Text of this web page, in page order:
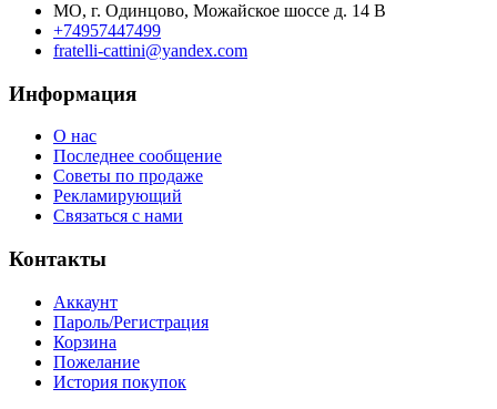
МО, г. Одинцово, Можайское шоссе д. 14 В
+74957447499
fratelli-cattini@yandex.com
Информация
О нас
Последнее сообщение
Советы по продаже
Рекламирующий
Связаться с нами
Контакты
Аккаунт
Пароль/Регистрация
Корзина
Пожелание
История покупок